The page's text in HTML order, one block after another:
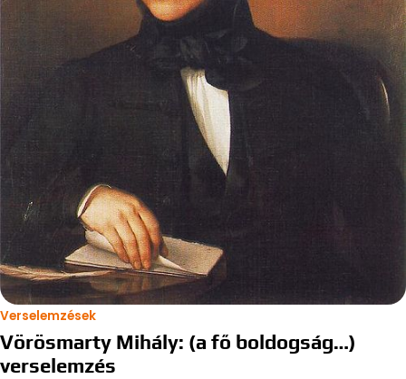
Verselemzések
Vörösmarty Mihály: (a fő boldogság…)
verselemzés